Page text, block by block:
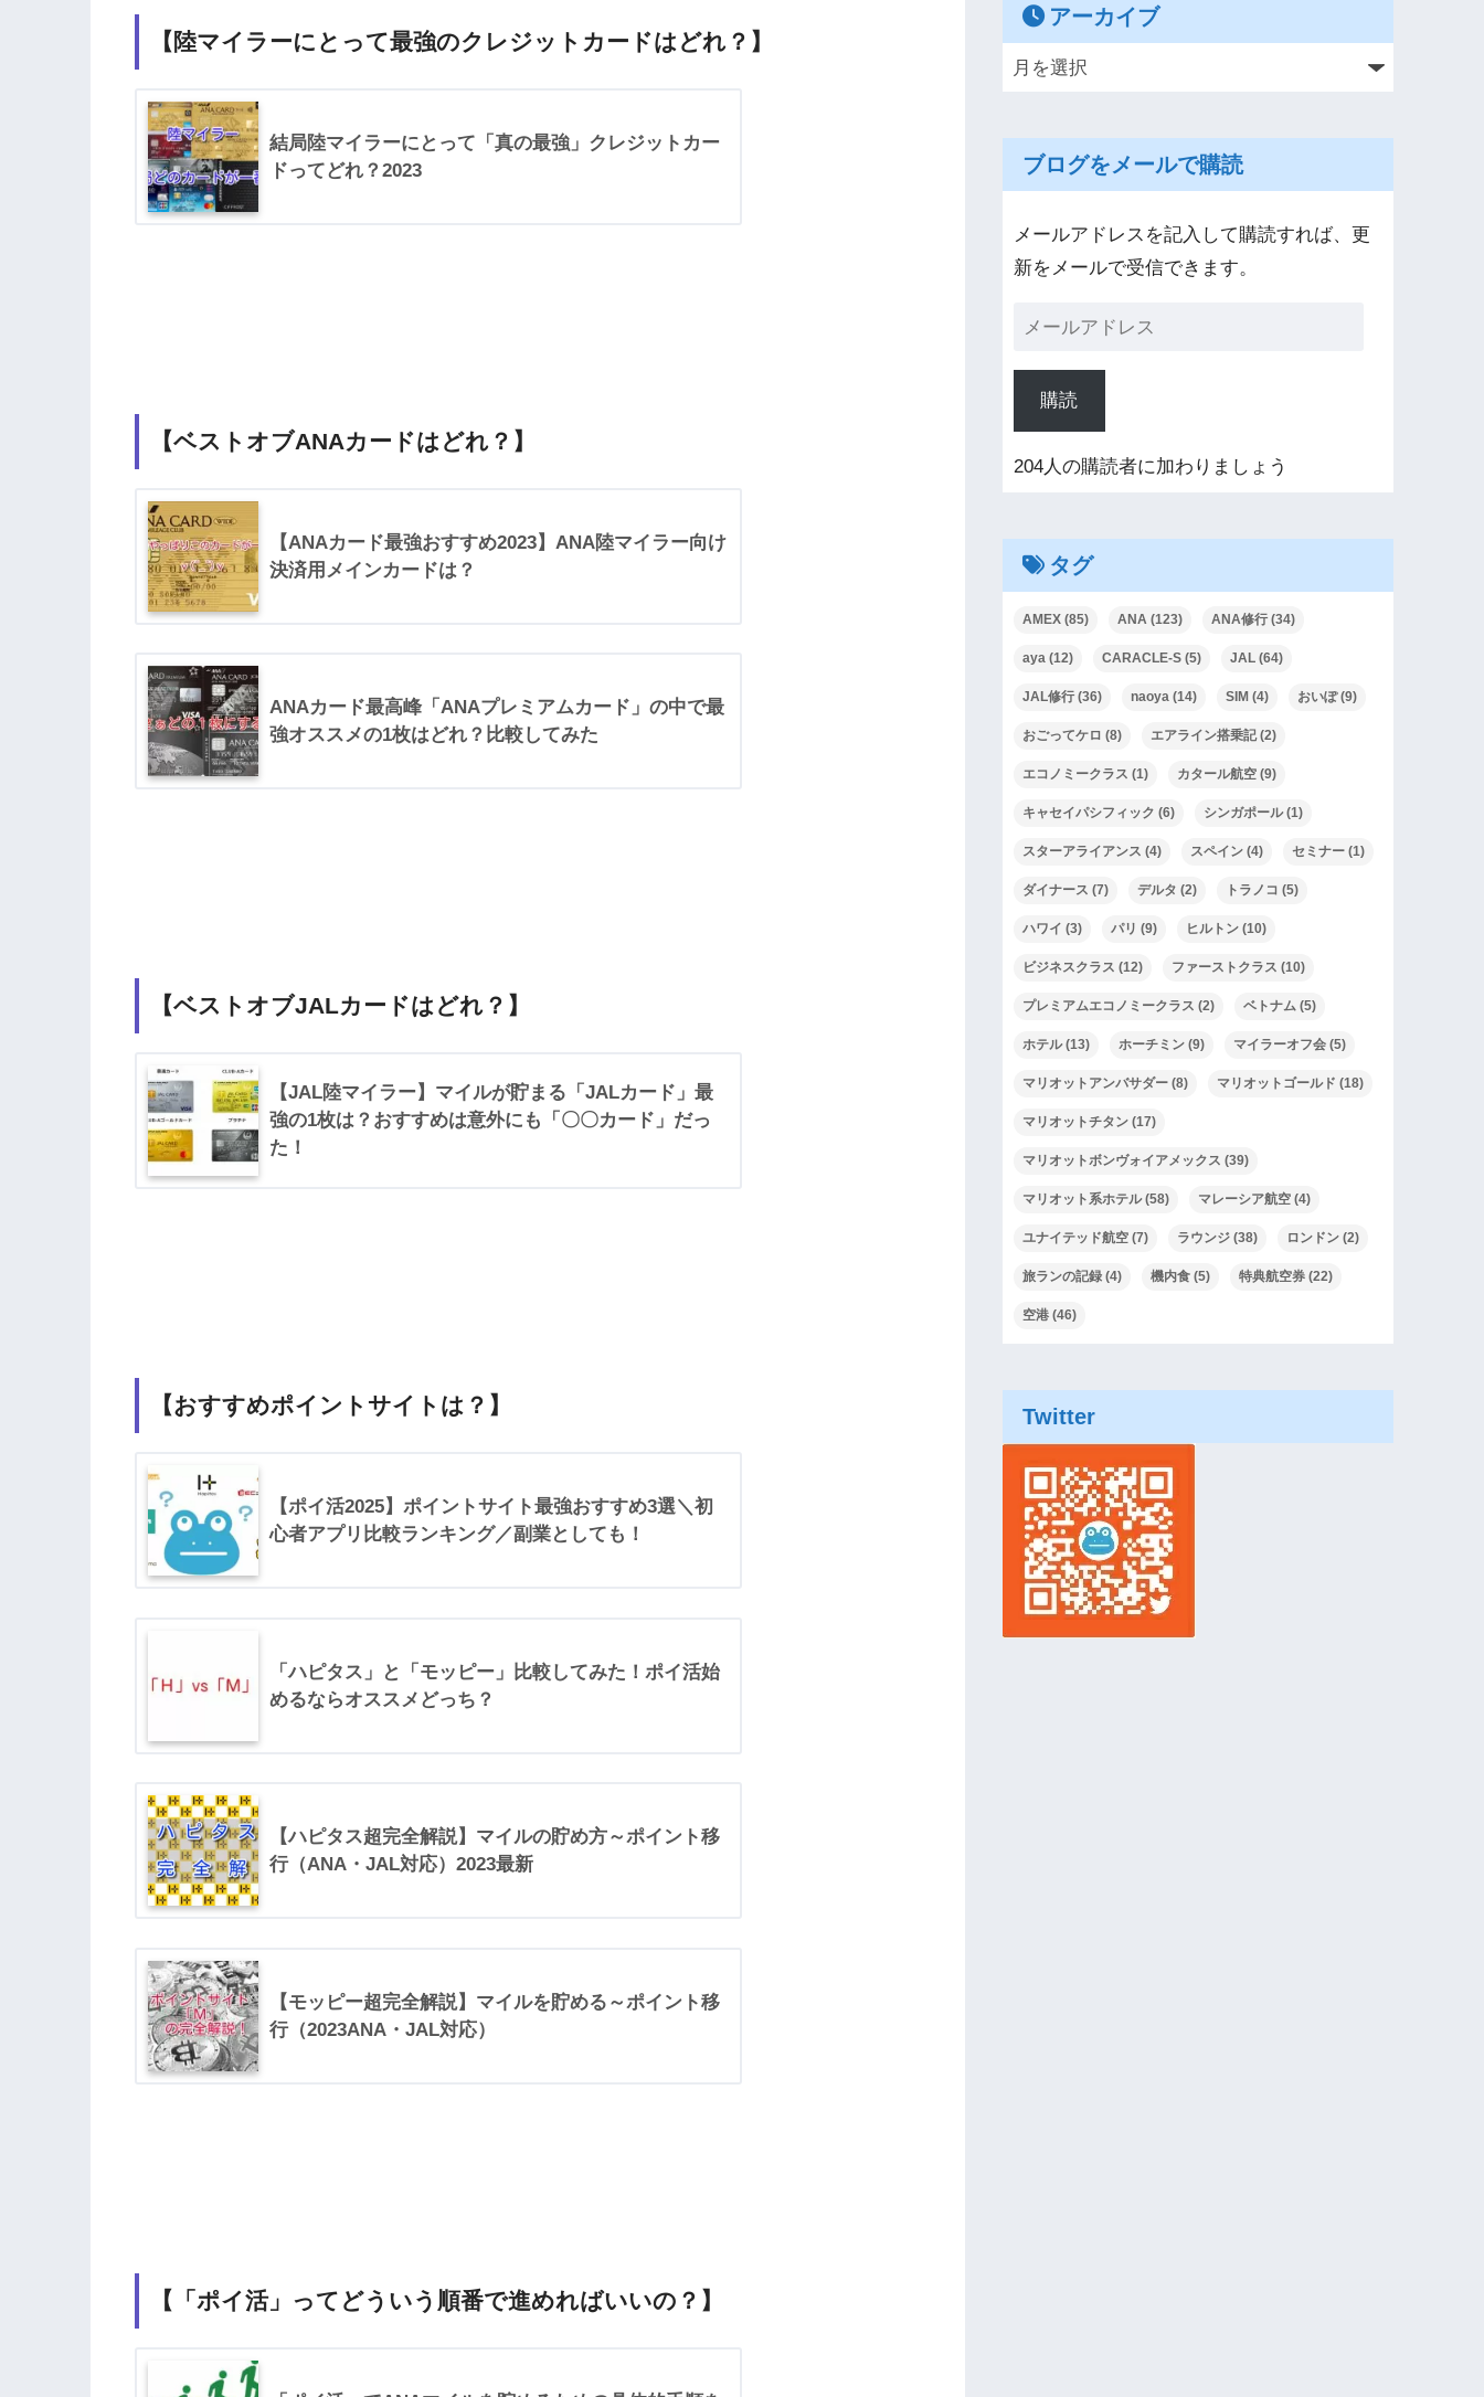
【陸マイラーにとって最強のクレジットカードはどれ？】
結局陸マイラーにとって「真の最強」クレジットカー
ドってどれ？2023
【ベストオブANAカードはどれ？】
【ANAカード最強おすすめ2023】ANA陸マイラー向け
決済用メインカードは？
ANAカード最高峰「ANAプレミアムカード」の中で最
強オススメの1枚はどれ？比較してみた
【ベストオブJALカードはどれ？】
【JAL陸マイラー】マイルが貯まる「JALカード」最
強の1枚は？おすすめは意外にも「〇〇カード」だっ
た！
【おすすめポイントサイトは？】
【ポイ活2025】ポイントサイト最強おすすめ3選＼初
心者アプリ比較ランキング／副業としても！
「ハピタス」と「モッピー」比較してみた！ポイ活始
めるならオススメどっち？
【ハピタス超完全解説】マイルの貯め方～ポイント移
行（ANA・JAL対応）2023最新
【モッピー超完全解説】マイルを貯める～ポイント移
行（2023ANA・JAL対応）
【「ポイ活」ってどういう順番で進めればいいの？】
アーカイブ
ブログをメールで購読
メールアドレスを記入して購読すれば、更
新をメールで受信できます。
購読
204人の購読者に加わりましょう
タグ
AMEX (85) ANA (123) ANA修行 (34)
aya (12) CARACLE-S (5) JAL (64)
JAL修行 (36) naoya (14) SIM (4) おいぽ(9)
おごってケロ (8) エアライン搭乗記(2)
エコノミークラス (1) カタール航空 (9)
キャセイパシフィック (6) シンガポール(1)
スターアライアンス (4) スペイン (4) セミナー (1)
ダイナース (7) デルタ (2) トラノコ (5)
ハワイ (3) パリ (9) ヒルトン (10)
ビジネスクラス (12) ファーストクラス (10)
プレミアムエコノミークラス (2) ベトナム (5)
ホテル(13) ホーチミン (9) マイラーオフ会 (5)
マリオットアンバサダー (8) マリオットゴールド (18)
マリオットチタン (17)
マリオットボンヴォイアメックス (39)
マリオット系ホテル(58) マレーシア航空 (4)
ユナイテッド航空 (7) ラウンジ (38) ロンドン (2)
旅ランの記録 (4) 機内食 (5) 特典航空券 (22)
空港 (46)
Twitter